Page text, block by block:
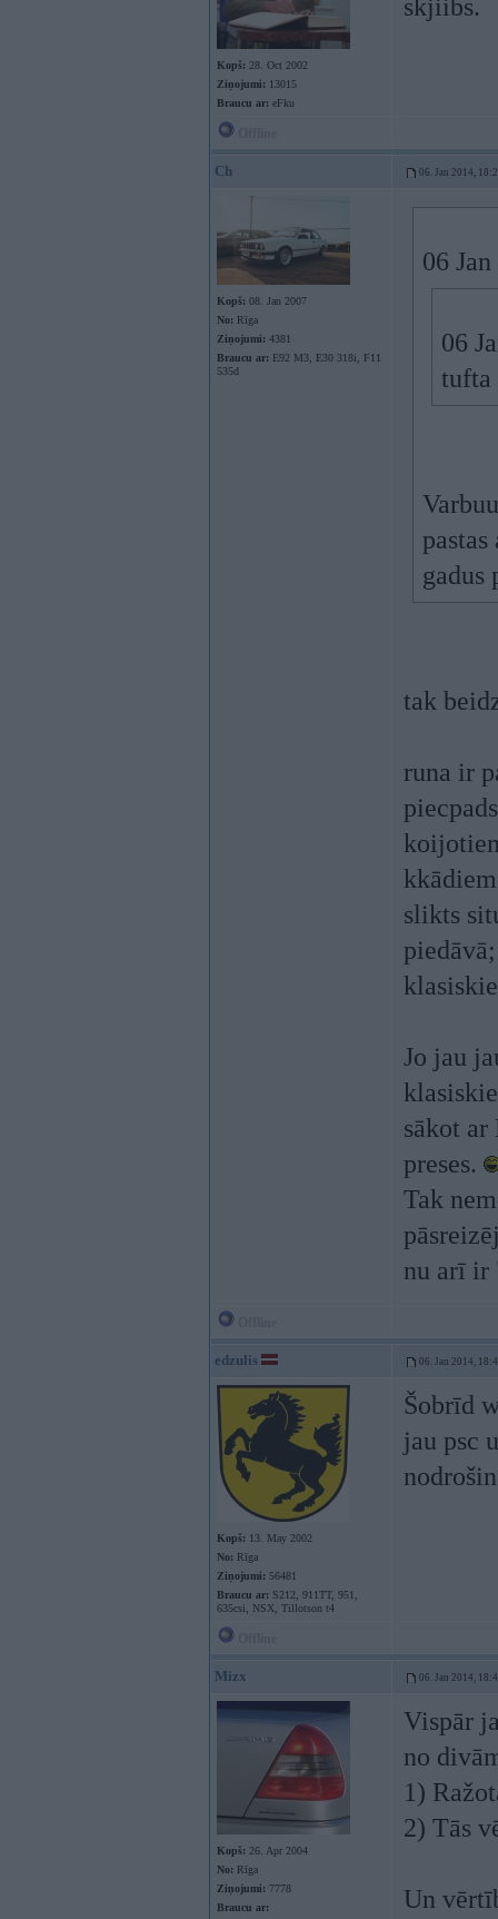
Kopš: 28. Oct 2002
Ziņojumi: 13015
Braucu ar: eFku
skjiibs.
Ch 06. Jan 2014,
Kopš: 08. Jan 2007
No: Rīga
Ziņojumi: 4381
Braucu ar: E92 M3, E30 318i, F11
535d
06
06
tufta
gadus
tak
runa ir
slikts
Jo jau
sākot
preses.
Tak
nu arī ir
edzulis 06. Jan 2014,
Kopš: 13. May 2002
No: Rīga
Ziņojumi: 56481
Braucu ar: S212, 911TT, 951,
635csi, NSX, Tillotson t4
Šobrīd
jau psc
Mizx 06. Jan 2014,
Kopš: 26. Apr 2004
No: Rīga
Ziņojumi: 7778
Braucu ar:
Vispār
no
1)
2) Tās
Un